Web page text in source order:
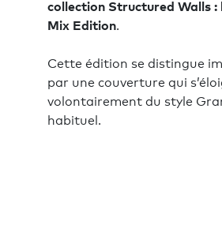
collection Structured Walls :
Mix Edition.
Cette édition se distingue
par une couverture qui
volontairement du style
habituel.